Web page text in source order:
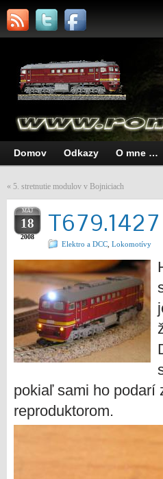
Domov Odkazy O mne …
« 5. stretnutie modulov v Bojniciach
MÁJ
18
2008 T679.1427
Elektro a DCC Lokomotívy
pokiaľ sami ho podarí
reproduktorom.